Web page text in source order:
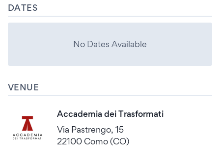
DATES
No Dates Available
VENUE
Accademia dei Trasformati
Via Pastrengo, 15
22100 Como (CO)